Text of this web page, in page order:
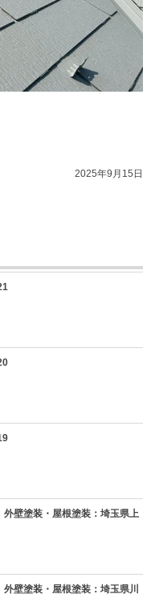
2025年9月15日
外壁塗装・屋根塗装：埼玉県上
外壁塗装・屋根塗装：埼玉県川